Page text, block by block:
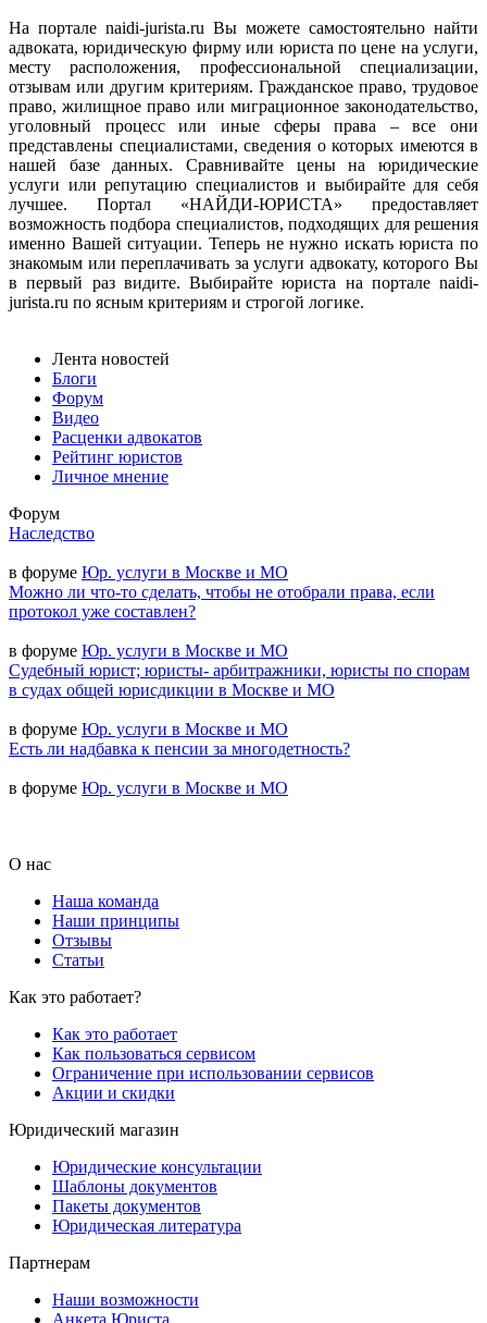
На портале naidi-jurista.ru Вы можете самостоятельно найти
адвоката, юридическую фирму или юриста по цене на услуги,
месту расположения, профессиональной специализации,
отзывам или другим критериям. Гражданское право, трудовое
право, жилищное право или миграционное законодательство,
уголовный процесс или иные сферы права – все они
представлены специалистами, сведения о которых имеются в
нашей базе данных. Сравнивайте цены на юридические
услуги или репутацию специалистов и выбирайте для себя
лучшее. Портал «НАЙДИ-ЮРИСТА» предоставляет
возможность подбора специалистов, подходящих для решения
именно Вашей ситуации. Теперь не нужно искать юриста по
знакомым или переплачивать за услуги адвокату, которого Вы
в первый раз видите. Выбирайте юриста на портале naidi-
jurista.ru по ясным критериям и строгой логике.
Лента новостей
Блоги
Форум
Видео
Расценки адвокатов
Рейтинг юристов
Личное мнение
Форум
Наследство
в форуме Юр. услуги в Москве и МО
Можно ли что-то сделать, чтобы не отобрали права, если
протокол уже составлен?
в форуме Юр. услуги в Москве и МО
Судебный юрист; юристы- арбитражники, юристы по спорам
в судах общей юрисдикции в Москве и МО
в форуме Юр. услуги в Москве и МО
Есть ли надбавка к пенсии за многодетность?
в форуме Юр. услуги в Москве и МО
О нас
Наша команда
Наши принципы
Отзывы
Статьи
Как это работает?
Как это работает
Как пользоваться сервисом
Ограничение при использовании сервисов
Акции и скидки
Юридический магазин
Юридические консультации
Шаблоны документов
Пакеты документов
Юридическая литература
Партнерам
Наши возможности